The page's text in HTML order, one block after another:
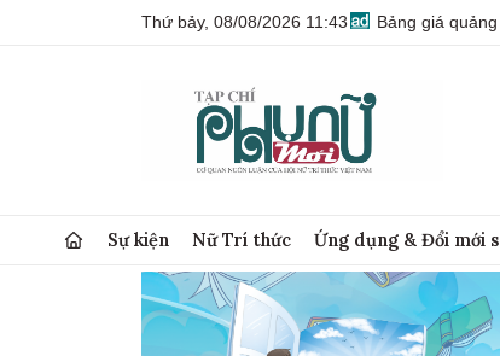
Thứ bảy, 08/08/2026 11:43 Bảng giá
Sự kiện Nữ Trí thức Ứng dụng & Đổi mới